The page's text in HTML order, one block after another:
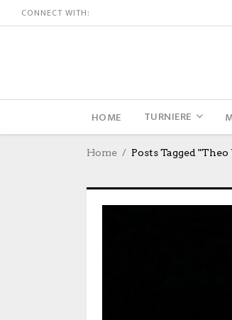
CONNECT WITH:
HOME TURNIERE
Home Posts Tagged